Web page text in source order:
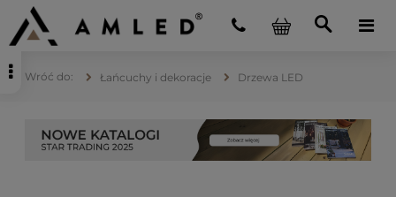
Łańcuchy i dekoracje Drzewa LED